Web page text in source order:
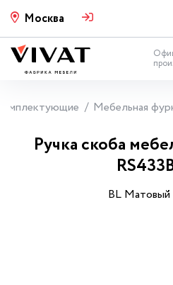
Москва
Мебельная
Ручка скоба
BL Матовый